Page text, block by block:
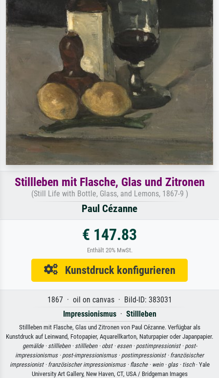
Stillleben mit Flasche, Glas und Zitronen
(Still Life with Bottle, Glass, and Lemons, 1867-9 )
Paul Cézanne
€ 147.83
Enthält 20% MwSt.
Kunstdruck konfigurieren
1867 · oil on canvas · Bild-ID: 383031
Impressionismus· Stillleben
Stillleben mit Flasche, Glas und Zitronen von Paul Cézanne. Verfügbar als
Kunstdruck auf Leinwand, Fotopapier, Aquarellkarton, Naturpapier oder Japanpapier.
gemälde · stillleben · stillleben · obst · essen · postimpressionist · post-
impressionismus · post-impressionismus · postimpressionist · französischer
impressionist · französischer impressionismus · flasche · wein · glas · tisch· Yale
University Art Gallery, New Haven, CT, USA / Bridgeman Images